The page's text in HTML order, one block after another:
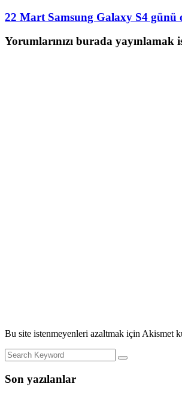
22 Mart Samsung Galaxy S4 günü
Yorumlarınızı burada yayınlamak
Bu site istenmeyenleri azaltmak için Akismet
Son yazılanlar